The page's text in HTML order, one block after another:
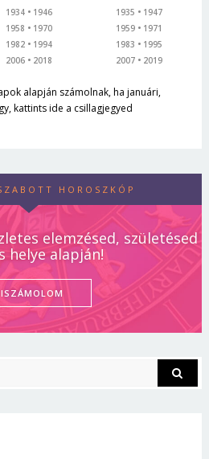
1934
1946
1958
1970
1982
1994
2006
2018
1935
1947
1959
1971
1983
1995
2007
2019
alapján számolnak, ha januári,
kattints ide a csillagjegyed
HOROSZKÓP
elemzésed, születésed
helye alapján!